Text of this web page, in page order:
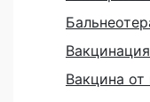
Вакцинация
Вакцина от